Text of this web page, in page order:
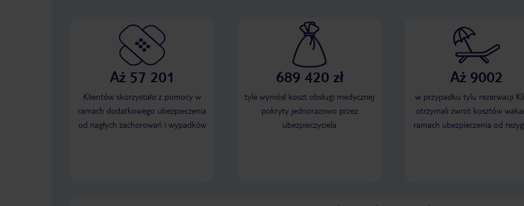
Wszystkie ladne
która jest dodatkowo
na basenie
rano więc ciężko o
pokój premium a
jak zwykły który miała
Klimatyzacji brak w sypialni a
tego mały kiepski
polecam .
Aż 57 201
Klientów skorzystało z pomocy w
ramach dodatkowego ubezpieczenia
od nagłych zachorowań i wypadków
689 420 zł
tyle wyniósł koszt obsługi medycznej
pokryty jednorazowo przez
ubezpieczyciela
Aż 9002
w przypadku tylu rezerwacji
otrzymali zwrot kosztów
ramach ubezpieczenia od